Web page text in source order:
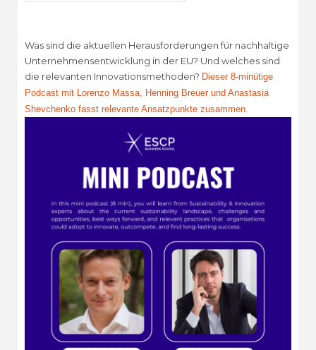
Was sind die aktuellen Herausforderungen für nachhaltige
Unternehmensentwicklung in der EU? Und welches sind
die relevanten Innovationsmethoden? Dieser 8-minütige
Podcast mit Lorenzo Massa, Henning Breuer und Anastasia
Shevchenko fasst relevante Ansatzpunkte zusammen